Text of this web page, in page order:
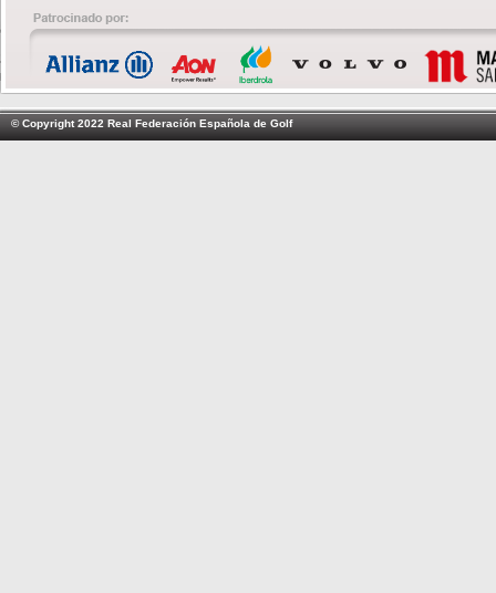
© Copyright 2022 Real Federación Española de Golf